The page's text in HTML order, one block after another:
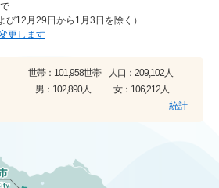
び12月29日から1月3日を除く）
更します
世帯： 101,958世帯 人口： 209,102人
男： 102,890人 女： 106,212人
統計